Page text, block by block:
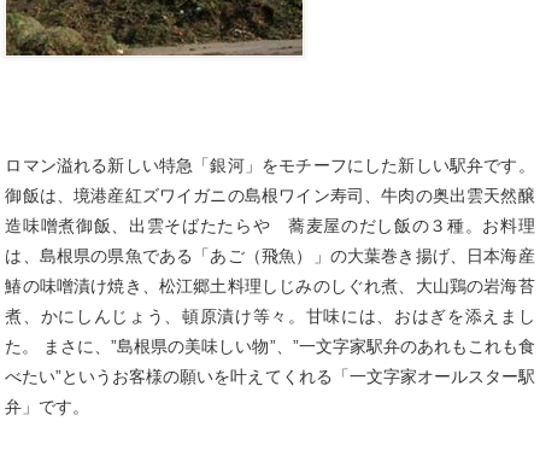
ロマン溢れる新しい特急「銀河」をモチーフにした新しい駅弁です。
御飯は、境港産紅ズワイガニの島根ワイン寿司、牛肉の奥出雲天然醸
造味噌煮御飯、出雲そばたたらや 蕎麦屋のだし飯の３種。お料理
は、島根県の県魚である「あご（飛魚）」の大葉巻き揚げ、日本海産
鰆の味噌漬け焼き、松江郷土料理しじみのしぐれ煮、大山鶏の岩海苔
煮、かにしんじょう、頓原漬け等々。甘味には、おはぎを添えまし
た。 まさに、”島根県の美味しい物”、”一文字家駅弁のあれもこれも食
べたい”というお客様の願いを叶えてくれる「一文字家オールスター駅
弁」です。